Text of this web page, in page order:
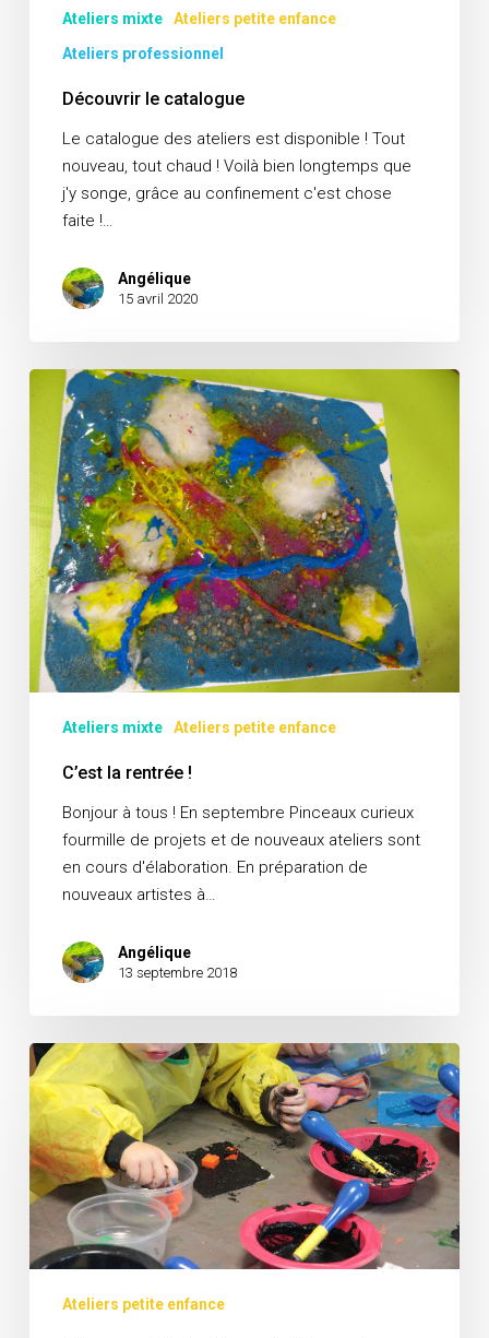
Ateliers mixte
Ateliers petite enfance
Ateliers professionnel
Découvrir le catalogue
Le catalogue des ateliers est disponible ! Tout
nouveau, tout chaud ! Voilà bien longtemps que
j'y songe, grâce au confinement c'est chose
faite !…
Angélique
15 avril 2020
C’est
rentrée
Ateliers mixte Ateliers petite enfance
C’est la rentrée !
Bonjour à tous ! En septembre Pinceaux curieux
fourmille de projets et de nouveaux ateliers sont
en cours d'élaboration. En préparation de
nouveaux artistes à…
Angélique
13 septembre 2018
Retour
sur
l’atelier
Vasarely
à
Frouard
Ateliers petite enfance